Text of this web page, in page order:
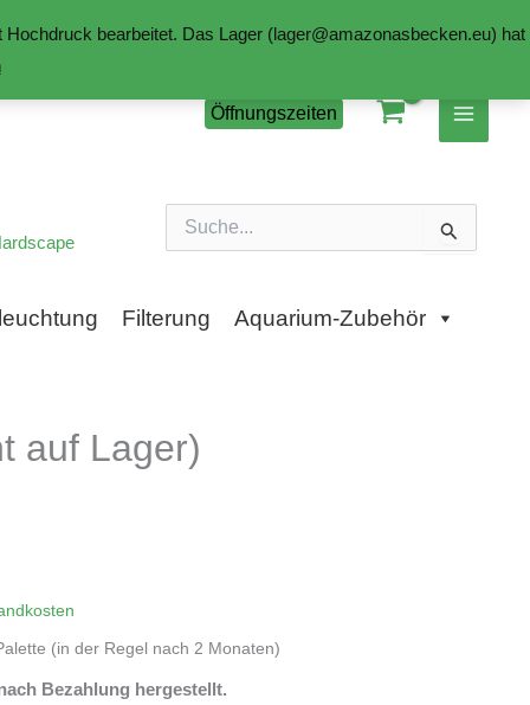
bearbeitet. Das Lager (lager@amazonasbecken.eu) hat
Öffnungszeiten
nach:
Filterung
Aquarium-Zubehör
auf Lager)
(in der Regel nach 2 Monaten)
Bezahlung hergestellt.